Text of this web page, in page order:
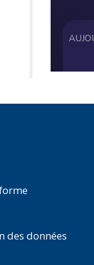
des données